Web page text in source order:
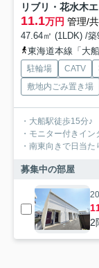
リブリ・花水木
11.1万円 管理/
47.64㎡ (1LDK) /
東海道本線「大
駐輪場 CATV
敷地内ごみ置き場
・大船駅徒歩15分♪
・モニター付きイ
・南東向きで日当た
募集中の部屋
2